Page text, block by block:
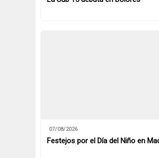
07/08/2026
Festejos por el Día del Niño en